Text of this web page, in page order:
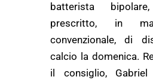
batterista
prescritto, in
convenzionale, di
calcio la domenica.
il consiglio,